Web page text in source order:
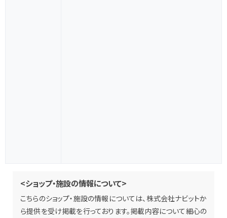
<ショップ・施設の情報について>
こちらのショップ・施設の情報については、株式会社ナビットか
ら提供を受け掲載を行っております。掲載内容について細心の